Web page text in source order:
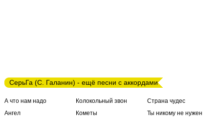
СерьГа (С. Галанин) - ещё песни с аккордами
А что нам надо
Ангел
Колокольный звон
Кометы
Страна чудес
Ты никому не нужен